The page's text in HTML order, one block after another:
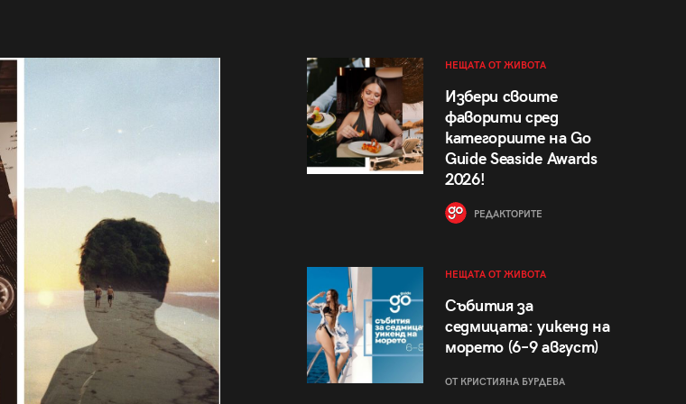
НЕЩАТА ОТ ЖИВОТА
Избери своите
фаворити сред
категориите на Go
Guide Seaside Awards
2026!
РЕДАКТОРИТЕ
НЕЩАТА ОТ ЖИВОТА
Събития за
седмицата: уикенд на
морето (6–9 август)
ОТ КРИСТИЯНА БУРДЕВА